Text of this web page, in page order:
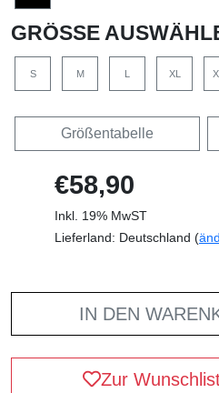
GRÖSSE
S M L XL
Größentabelle
€58,90
Inkl. 19% MwST
Lieferland: Deutschland (
IN DEN
Zur